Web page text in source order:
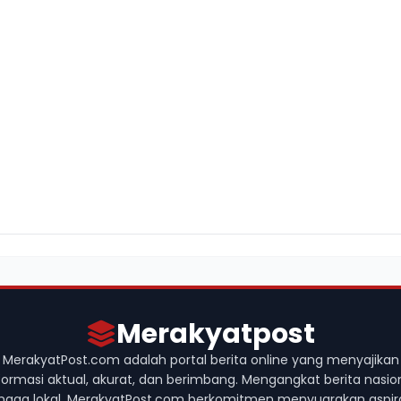
Merakyatpost
MerakyatPost.com adalah portal berita online yang menyajikan
aktual, akurat, dan berimbang. Mengangkat berita